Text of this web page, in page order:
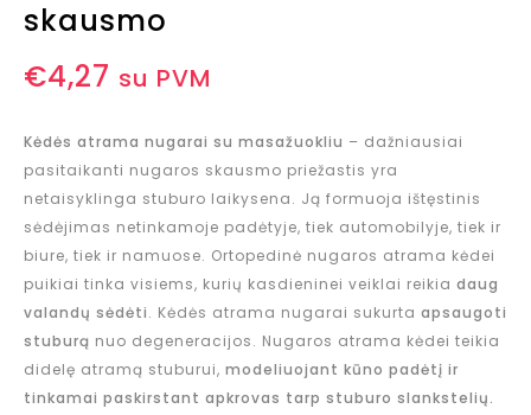
skausmo
€4,27 su PVM
Kėdės atrama nugarai su masažuokliu – dažniausiai
pasitaikanti nugaros skausmo priežastis yra
netaisyklinga stuburo laikysena. Ją formuoja ištęstinis
sėdėjimas netinkamoje padėtyje, tiek automobilyje, tiek ir
biure, tiek ir namuose. Ortopedinė nugaros atrama kėdei
puikiai tinka visiems, kurių kasdieninei veiklai reikia daug
valandų sėdėti. Kėdės atrama nugarai sukurta apsaugoti
stuburą nuo degeneracijos. Nugaros atrama kėdei teikia
didelę atramą stuburui, modeliuojant kūno padėtį ir
tinkamai paskirstant apkrovas tarp stuburo slankstelių.